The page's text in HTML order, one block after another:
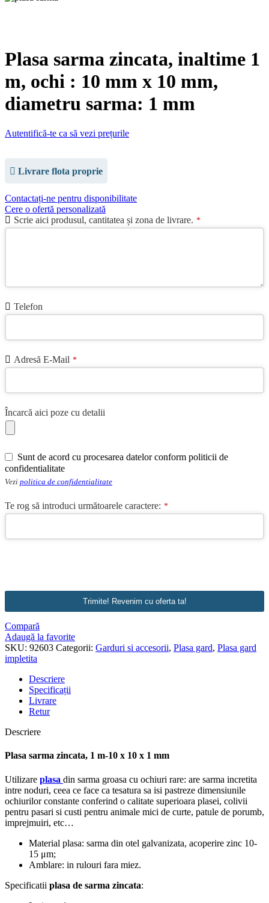
Plasa sarma zincata, inaltime 1
m, ochi : 10 mm x 10 mm,
diametru sarma: 1 mm
Autentifică-te ca să vezi prețurile
Livrare flota proprie
Contactați-ne pentru disponibilitate
Cere o ofertă personalizată
Scrie aici produsul, cantitatea și zona de livrare. *
Telefon
Adresă E-Mail *
Încarcă aici poze cu detalii
Sunt de acord cu procesarea datelor conform politicii de
confidentialitate
Vezi politica de confidentialitate
Te rog să introduci următoarele caractere: *
Trimite! Revenim cu oferta ta!
Compară
Adaugă la favorite
SKU: 92603 Categorii: Garduri si accesorii, Plasa gard, Plasa gard
impletita
Descriere
Specificații
Livrare
Retur
Descriere
Plasa sarma zincata, 1 m-10 x 10 x 1 mm
Utilizare plasa din sarma groasa cu ochiuri rare: are sarma incretita
intre noduri, ceea ce face ca tesatura sa isi pastreze dimensiunile
ochiurilor constante conferind o calitate superioara plasei, colivii
pentru pasari si custi pentru animale mici de curte, patule de porumb,
imprejmuiri, etc…
Material plasa: sarma din otel galvanizata, acoperire zinc 10-
15 μm;
Amblare: in rulouri fara miez.
Specificatii plasa de sarma zincata: